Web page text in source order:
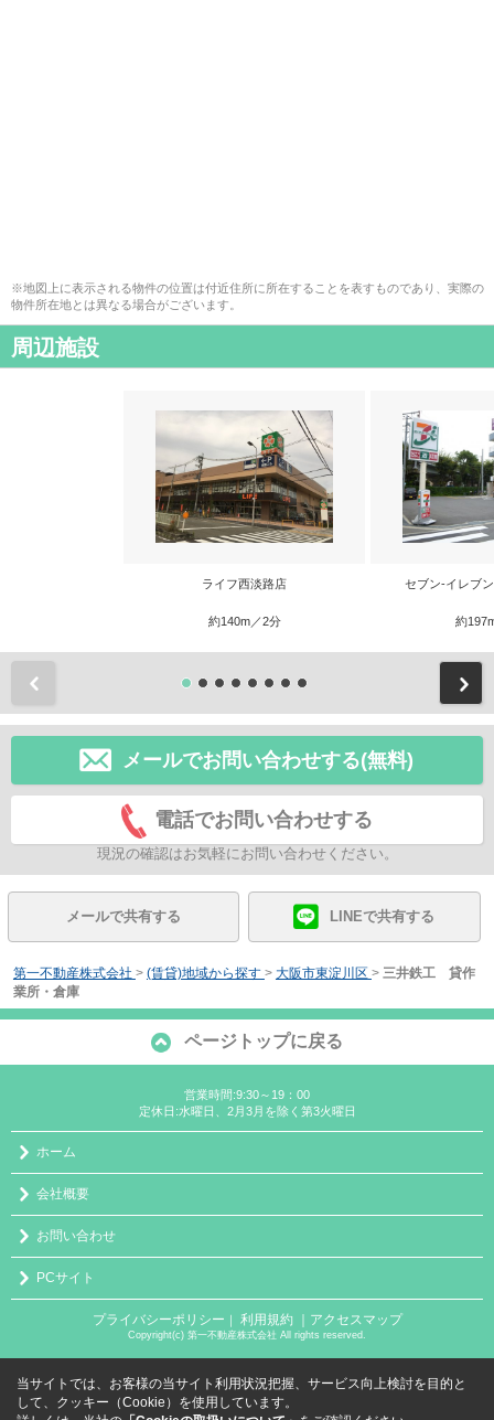
※地図上に表示される物件の位置は付近住所に所在することを表すものであり、実際の
物件所在地とは異なる場合がございます。
周辺施設
ライフ西淡路店
約140m／2分
セブン-イレブ
約
メールでお問い合わせする(無料)
電話でお問い合わせする
現況の確認はお気軽にお問い合わせください。
メールで共有する LINEで共有する
第一不動産株式会社 > (賃貸)地域から探す > 大阪市東淀川区 > 三井鉄工 貸作
業所・倉庫
ページトップに戻る
営業時間:9:30～19：00
定休日:水曜日、2月3月を除く第3火曜日
ホーム
会社概要
お問い合わせ
PCサイト
プライバシーポリシー 利用規約 ｜アクセスマップ
Copyright(c) 第一不動産株式会社 All rights reserved.
当サイトでは、お客様の当サイト利用状況把握、サービス向上検討を目的と
して、クッキー（Cookie）を使用しています。